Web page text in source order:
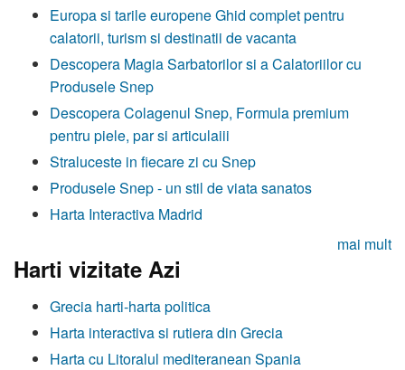
Europa si tarile europene Ghid complet pentru
calatorii, turism si destinatii de vacanta
Descopera Magia Sarbatorilor si a Calatoriilor cu
Produsele Snep
Descopera Colagenul Snep, Formula premium
pentru piele, par si articulaiii
Straluceste in fiecare zi cu Snep
Produsele Snep - un stil de viata sanatos
Harta Interactiva Madrid
mai mult
Harti vizitate Azi
Grecia harti-harta politica
Harta interactiva si rutiera din Grecia
Harta cu Litoralul mediteranean Spania